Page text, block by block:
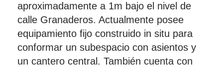
aproximadamente a 1m bajo el nivel de
calle Granaderos. Actualmente posee
equipamiento fijo construido in situ para
conformar un subespacio con asientos y
un cantero central. También cuenta con